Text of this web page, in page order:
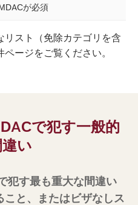
が必須
リスト（免除カテゴリを含
ージをご覧ください。
で犯す一般的
い
犯す最も重大な間違い
と、またはビザなしス